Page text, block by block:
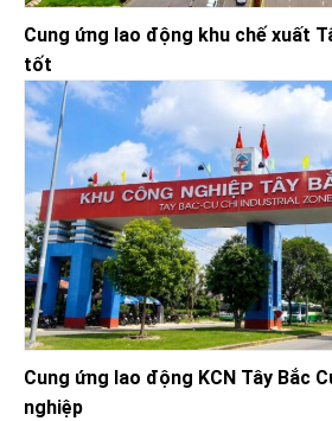
Cung ứng lao động khu chế xuất
tốt
Cung ứng lao động KCN Tây Bắc
nghiệp